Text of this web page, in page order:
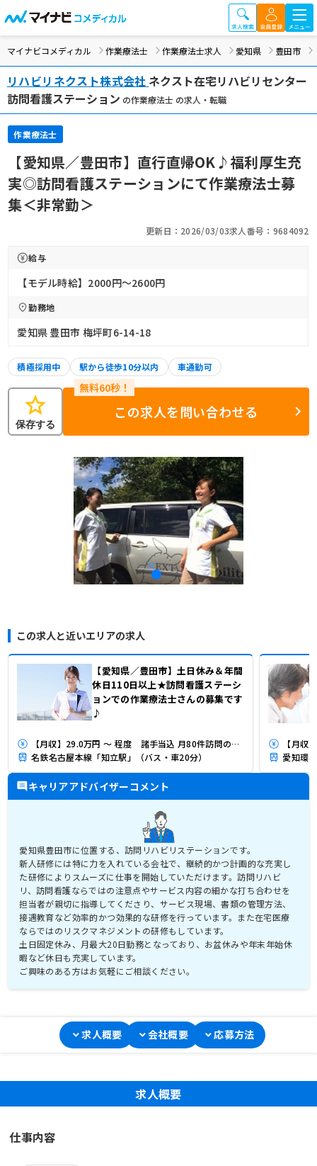
マイナビコメディカル 作業療法士 作業療法士求人 愛知県 豊田市
リハビリネクスト株式会社 ネクスト在宅リハビリセンター
訪問看護ステーション の作業療法士 の求人・転職
作業療法士
【愛知県／豊田市】直行直帰OK♪福利厚生充
実◎訪問看護ステーションにて作業療法士募
集＜非常勤＞
更新日：2026/03/03求人番号：9684092
給与
【モデル時給】2000円〜2600円
勤務地
愛知県 豊田市 梅坪町6-14-18
積極採用中 駅から徒歩10分以内 車通勤可
star
保存する
この求人を問い合わせる
この求人と近いエリアの求人
【愛知県／豊田市】土日休み＆年間
休日110日以上★訪問看護ステーシ
ョンでの作業療法士さんの募集です
♪
【月収】29.0万円 ～ 程度 諸手当込 月80件訪問の場合
名鉄名古屋本線「知立駅」（バス・車20分）
【月
愛知環
キャリアアドバイザーコメント
愛知県豊田市に位置する、訪問リハビリステーションです。
新人研修には特に力を入れている会社で、継続的かつ計画的な充実し
た研修によりスムーズに仕事を開始していただけます。訪問リハビ
リ、訪問看護ならではの注意点やサービス内容の細かな打ち合わせを
担当者が親切に指導してくださり、サービス現場、書類の管理方法、
接遇教育など効率的かつ効果的な研修を行っています。また在宅医療
ならではのリスクマネジメントの研修もしています。
土日固定休み、月最大20日勤務となっており、お盆休みや年末年始休
暇など休日も充実しています。
ご興味のある方はお気軽にご相談ください。
求人概要 会社概要 応募方法
求人概要
仕事内容